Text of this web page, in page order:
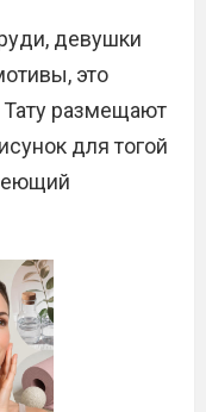
девушки
это
Тату размещают
для тогой